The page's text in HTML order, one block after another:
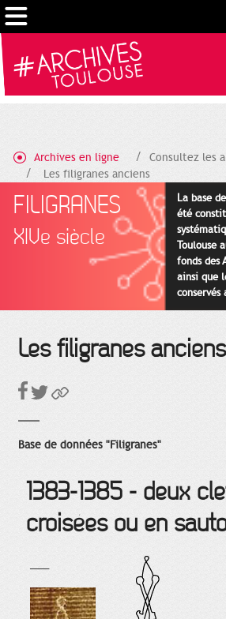
Archives en ligne
Consultez les
Les filigranes anciens
FILIGRANES
XIVe siècle
La base
été
Toulouse
fonds des
ainsi que
conservés
Les filigranes anciens
Base de données "Filigranes"
1383-1385 - deux
croisées ou en
Gestion de vos préférences sur les